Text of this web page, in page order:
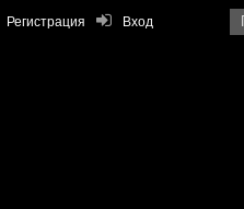
Вход
Регистрация